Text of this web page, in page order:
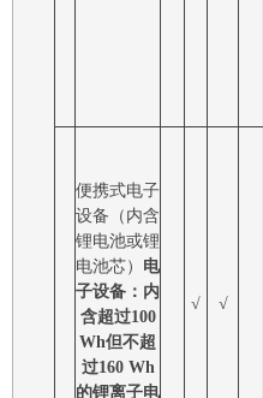
便携式电子
设备（内含
锂电池或锂
电池芯） 电
子设备：内
含超过100
Wh但不超
过160 Wh
的锂离子电
√ √